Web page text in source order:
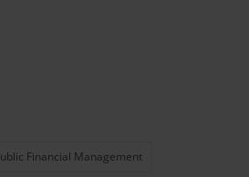
Financial Management